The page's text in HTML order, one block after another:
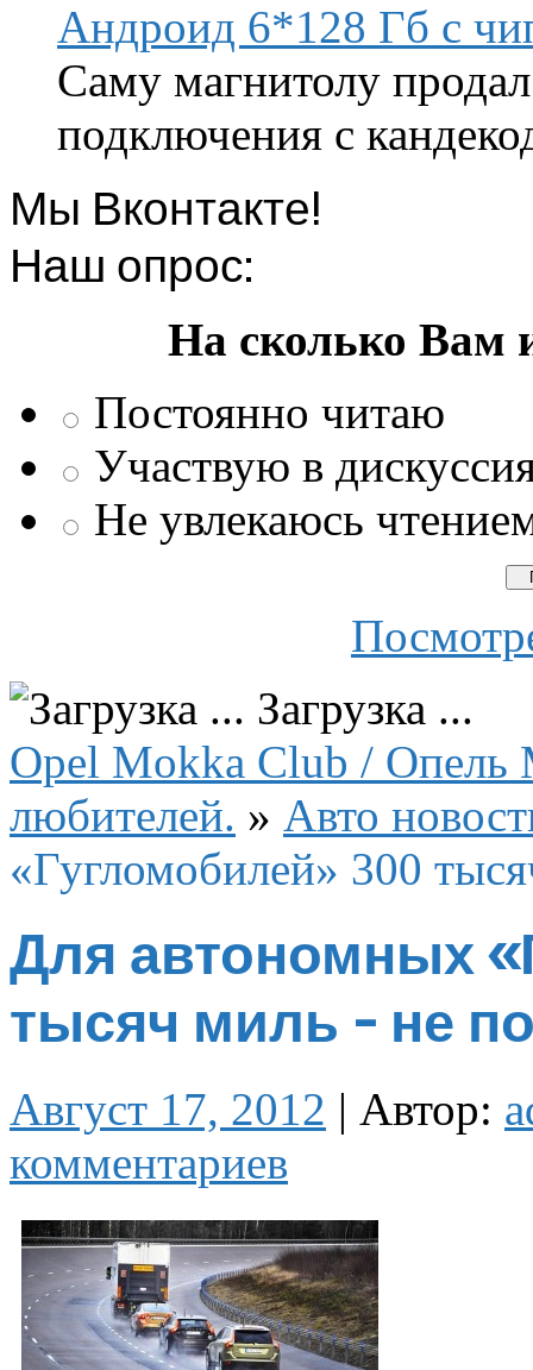
Андроид 6*128 Гб с
Саму магнитолу
подключения с
Мы Вконтакте!
Наш опрос:
На сколько Вам
Постоянно читаю
Участвую в
Не увлекаюсь
Загрузка ...
Opel Mokka Club / Опель
любителей. » Авто
«Гугломобилей» 300
Для автономных
тысяч миль - не
Август 17, 2012 | Автор:
комментариев